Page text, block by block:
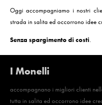
Oggi accompagniamo i nostri
strada in salita ed occorrono idee
Senza spargimento di costi
I Monelli
accompagnano i migliori clienti
tutta in salita ed occorrono idee